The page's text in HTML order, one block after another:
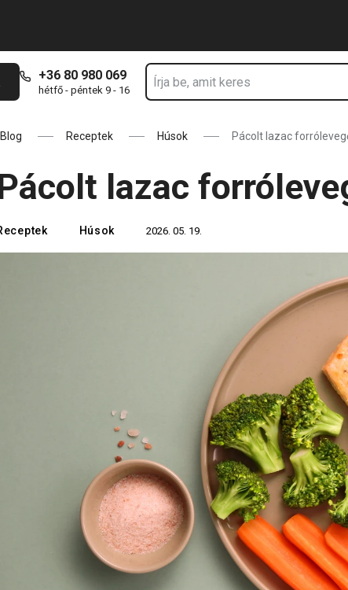
+36 80 980 069
hétfő - péntek 9 - 16
Receptek Húsok Pácolt lazac
lazac
Húsok 2026. 05. 19.